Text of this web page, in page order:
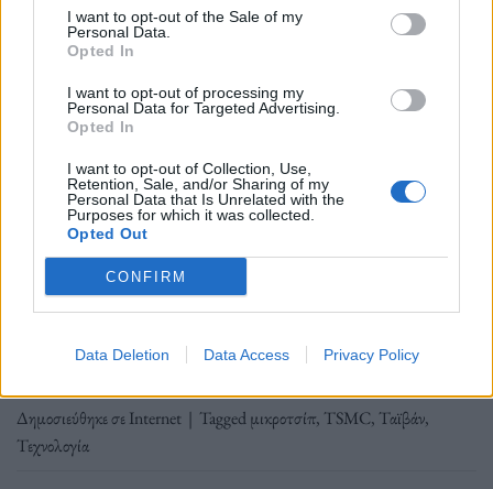
I want to opt-out of the Sale of my
Personal Data.
Opted In
I want to opt-out of processing my
Personal Data for Targeted Advertising.
Opted In
I want to opt-out of Collection, Use,
Retention, Sale, and/or Sharing of my
Personal Data that Is Unrelated with the
Purposes for which it was collected.
Opted Out
CONFIRM
Data Deletion Data Access Privacy Policy
Φωτ.: Cash Macanaya / Unsplash+
Ο γιγαντιαίος κατασκευαστής τσιπ της Ταϊβάν
πρέπει να ισορροπήσει ανάμεσα στις απαιτήσεις της
Αμερικής, της Κίνας και της πατρίδας του.
Διαβάστε περισσότερα
Δημοσιεύθηκε σεInternet | Taggedμικροτσίπ, ΤSMC, Ταϊβάν,
Τεχνολογία